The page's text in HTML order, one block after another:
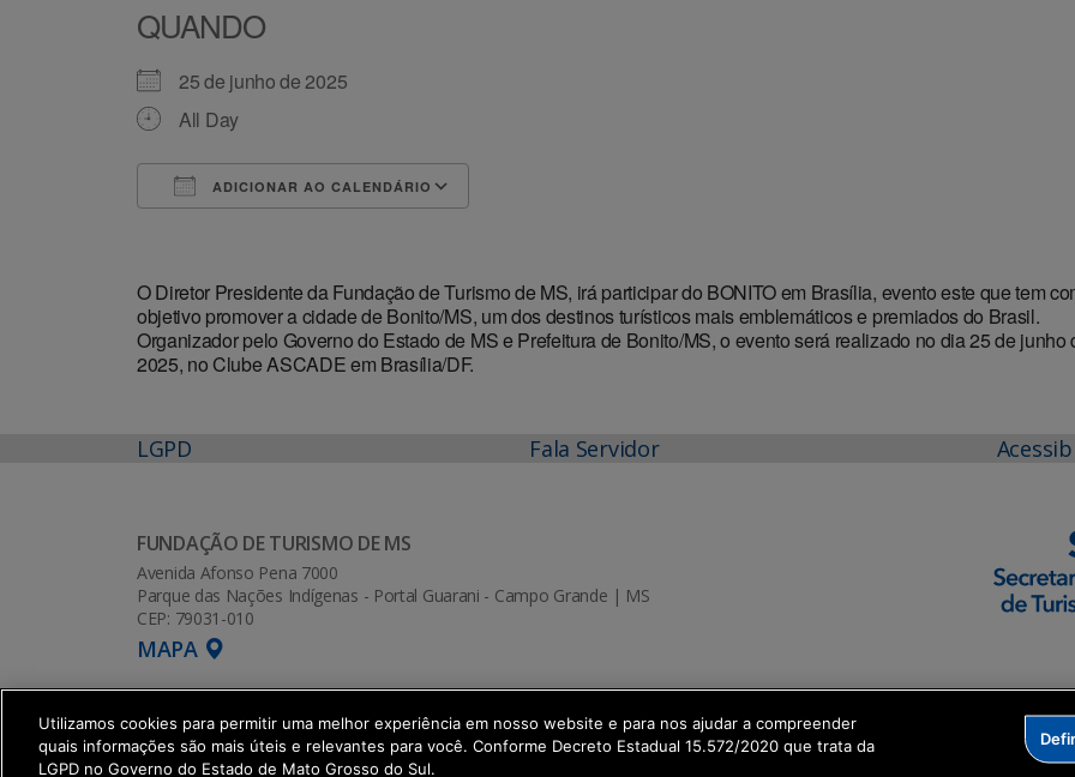
QUANDO
25 de junho de 2025
All Day
ADICIONAR AO CALENDÁRIO
O Diretor Presidente da Fundação de Turismo de MS, irá participar do BONITO em Brasília, evento este que tem
objetivo promover a cidade de Bonito/MS, um dos destinos turísticos mais emblemáticos e premiados do Brasil.
Organizador pelo Governo do Estado de MS e Prefeitura de Bonito/MS, o evento será realizado no dia 25 de junho
2025, no Clube ASCADE em Brasília/DF.
LGPD Fala Servidor
FUNDAÇÃO DE TURISMO DE MS
Avenida Afonso Pena 7000
Parque das Nações Indígenas - Portal Guarani - Campo Grande | MS
CEP: 79031-010
MAPA
SETDIG | Secretaria-Executiva de Transformação Digital
Utilizamos cookies para permitir uma melhor experiência em nosso website e para nos ajudar a compreender
quais informações são mais úteis e relevantes para você. Conforme Decreto Estadual 15.572/2020 que trata da
LGPD no Governo do Estado de Mato Grosso do Sul.